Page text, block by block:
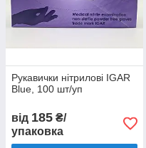
Рукавички нітрилові IGAR
Blue, 100 шт/уп
від 185 ₴/
упаковка